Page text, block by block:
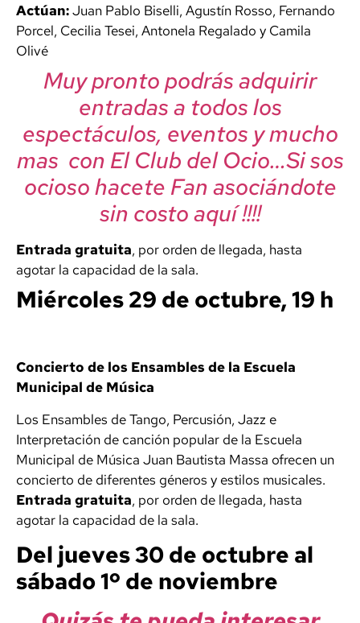
Actúan:Juan Pablo Biselli, Agustín Rosso, Fernando
Porcel, Cecilia Tesei, Antonela Regalado y Camila
Olivé
Muy pronto podrás adquirir
entradas a todos los
espectáculos, eventos y mucho
mas con El Club del Ocio…Si sos
ocioso hacete Fan asociándote
sin costo aquí !!!!
Entrada gratuita, por orden de llegada, hasta
agotar la capacidad de la sala.
Miércoles 29 de octubre, 19 h
Concierto de los Ensambles de la Escuela
Municipal de Música
Los Ensambles de Tango, Percusión, Jazz e
Interpretación de canción popular de la Escuela
Municipal de Música Juan Bautista Massa ofrecen un
concierto de diferentes géneros y estilos musicales.
Entrada gratuita, por orden de llegada, hasta
agotar la capacidad de la sala.
Del jueves 30 de octubre al
sábado 1º de noviembre